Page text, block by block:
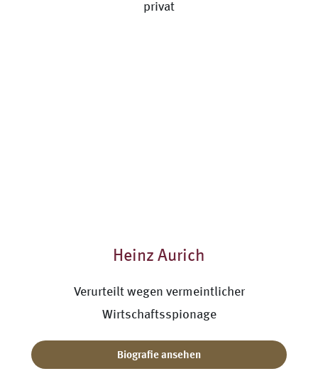
Heinz Aurich
Verurteilt wegen vermeintlicher
Wirtschaftsspionage
Biografie ansehen